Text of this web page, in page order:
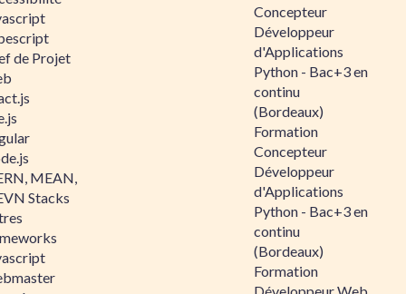
de Projet
MEAN,
Stacks
Concepteur
Développeur
d'Applications
Python - Bac+3 en
continu
(Bordeaux)
Formation
Concepteur
Développeur
d'Applications
Python - Bac+3 en
continu
(Bordeaux)
Formation